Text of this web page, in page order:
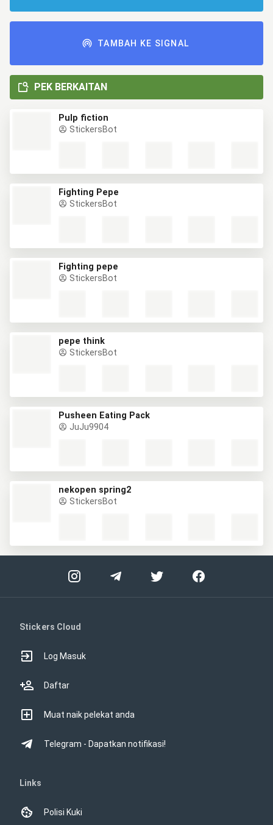
TAMBAH KE SIGNAL
PEK BERKAITAN
Pulp fiction
StickersBot
Fighting Pepe
StickersBot
Fighting pepe
StickersBot
pepe think
StickersBot
Pusheen Eating Pack
JuJu9904
nekopen spring2
StickersBot
Stickers Cloud
Log Masuk
Daftar
Muat naik pelekat anda
Telegram - Dapatkan notifikasi!
Links
Polisi Kuki